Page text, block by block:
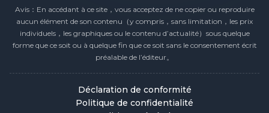
Avis：En accédant à ce site，vous acceptez de ne copier ou reproduire
aucun élément de son contenu（y compris，sans limitation，les prix
individuels，les graphiques ou le contenu d’actualité）sous quelque
forme que ce soit ou à quelque fin que ce soit sans le consentement écrit
préalable de l’éditeur。
Déclaration de conformité
Politique de confidentialité